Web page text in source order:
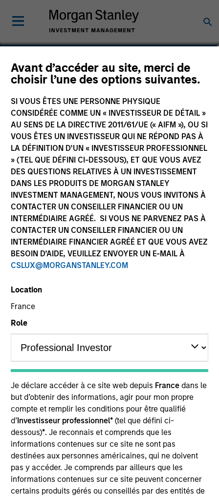
Avant d’accéder au site, merci de
choisir l’une des options suivantes.
SI VOUS ÊTES UNE PERSONNE PHYSIQUE
CONSIDÉRÉE COMME UN « INVESTISSEUR DE DÉTAIL »
AU SENS DE LA DIRECTIVE 2011/61/UE (« AIFM »), OU SI
VOUS ÊTES UN INVESTISSEUR QUI NE RÉPOND PAS À
LA DÉFINITION D’UN « INVESTISSEUR PROFESSIONNEL
» (TEL QUE DÉFINI CI-DESSOUS), ET QUE VOUS AVEZ
DES QUESTIONS RELATIVES À UN INVESTISSEMENT
DANS LES PRODUITS DE MORGAN STANLEY
INVESTMENT MANAGEMENT, NOUS VOUS INVITONS À
CONTACTER UN CONSEILLER FINANCIER OU UN
INTERMÉDIAIRE AGRÉÉ. SI VOUS NE PARVENEZ PAS À
CONTACTER UN CONSEILLER FINANCIER OU UN
INTERMÉDIAIRE FINANCIER AGRÉÉ ET QUE VOUS AVEZ
BESOIN D’AIDE, VEUILLEZ ENVOYER UN E-MAIL À
CSLUX@MORGANSTANLEY.COM
Location
France
Role
Je déclare accéder à ce site web depuis France dans le
but d’obtenir des informations, agir pour mon propre
compte et remplir les conditions pour être qualifié
d’Investisseur professionnel*(tel que défini ci-
dessous)*. Je reconnais et comprends que les
informations contenues sur ce site ne sont pas
destinées aux personnes américaines, qui ne doivent
pas y accéder. Je comprends par ailleurs que les
informations contenues sur ce site peuvent concerner
certains produits gérés ou conseillés par des entités de
Douglas R. Rogers, CFA,
CMT
Managing Director, Co-Head of
Core/Growth Team
YEARS OF INDUSTRY EXPERIENCE
27 Years
TEAM
Eaton Vance Equity Team
Doug is a Managing Director of Morgan Stanley and
a portfolio manager on the Eaton Vance
Core/Growth team. He is responsible for buy and